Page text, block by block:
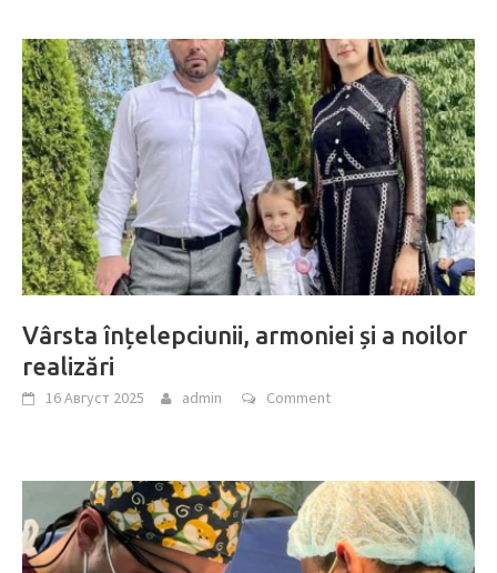
Vârsta înțelepciunii, armoniei și a noilor
realizări
16 Август 2025 admin Comment